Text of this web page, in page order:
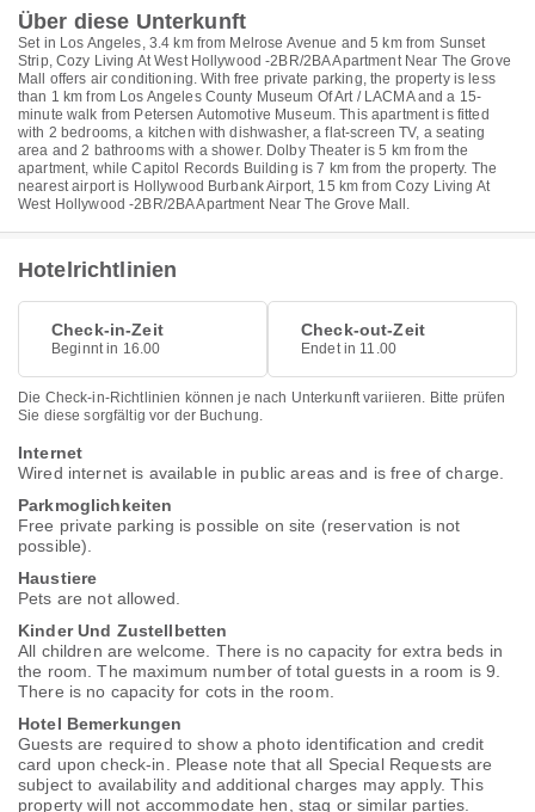
Über diese Unterkunft
Set in Los Angeles, 3.4 km from Melrose Avenue and 5 km from Sunset
Strip, Cozy Living At West Hollywood -2BR/2BA Apartment Near The Grove
Mall offers air conditioning. With free private parking, the property is less
than 1 km from Los Angeles County Museum Of Art / LACMA and a 15-
minute walk from Petersen Automotive Museum. This apartment is fitted
with 2 bedrooms, a kitchen with dishwasher, a flat-screen TV, a seating
area and 2 bathrooms with a shower. Dolby Theater is 5 km from the
apartment, while Capitol Records Building is 7 km from the property. The
nearest airport is Hollywood Burbank Airport, 15 km from Cozy Living At
West Hollywood -2BR/2BA Apartment Near The Grove Mall.
Hotelrichtlinien
Check-in-Zeit
Beginnt in 16.00
Check-out-Zeit
Endet in 11.00
Die Check-in-Richtlinien können je nach Unterkunft variieren. Bitte prüfen
Sie diese sorgfältig vor der Buchung.
Internet
Wired internet is available in public areas and is free of charge.
Parkmoglichkeiten
Free private parking is possible on site (reservation is not
possible).
Haustiere
Pets are not allowed.
Kinder Und Zustellbetten
All children are welcome. There is no capacity for extra beds in
the room. The maximum number of total guests in a room is 9.
There is no capacity for cots in the room.
Hotel Bemerkungen
Guests are required to show a photo identification and credit
card upon check-in. Please note that all Special Requests are
subject to availability and additional charges may apply. This
property will not accommodate hen, stag or similar parties.